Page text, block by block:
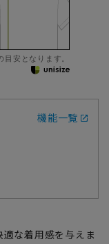
安となります。
機能一覧
な着用感を与えま